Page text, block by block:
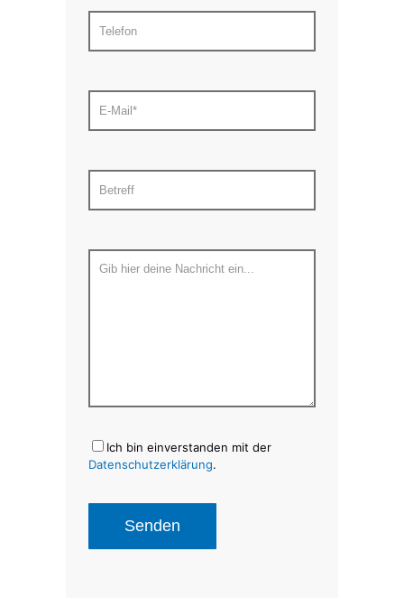
Ich bin einverstanden mit der
Datenschutzerklärung.